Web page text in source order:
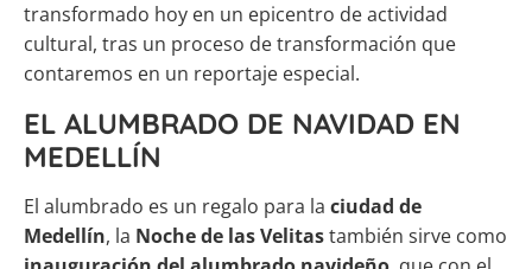
transformado hoy en un epicentro de actividad
cultural, tras un proceso de transformación que
contaremos en un reportaje especial.
EL ALUMBRADO DE NAVIDAD EN
MEDELLÍN
El alumbrado es un regalo para la ciudad de
Medellín, la Noche de las Velitastambién sirve como